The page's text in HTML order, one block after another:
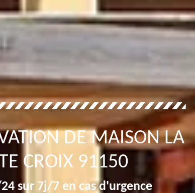
DE MAISON LA
CROIX 91150
sur 7j/7 en cas d'urgence